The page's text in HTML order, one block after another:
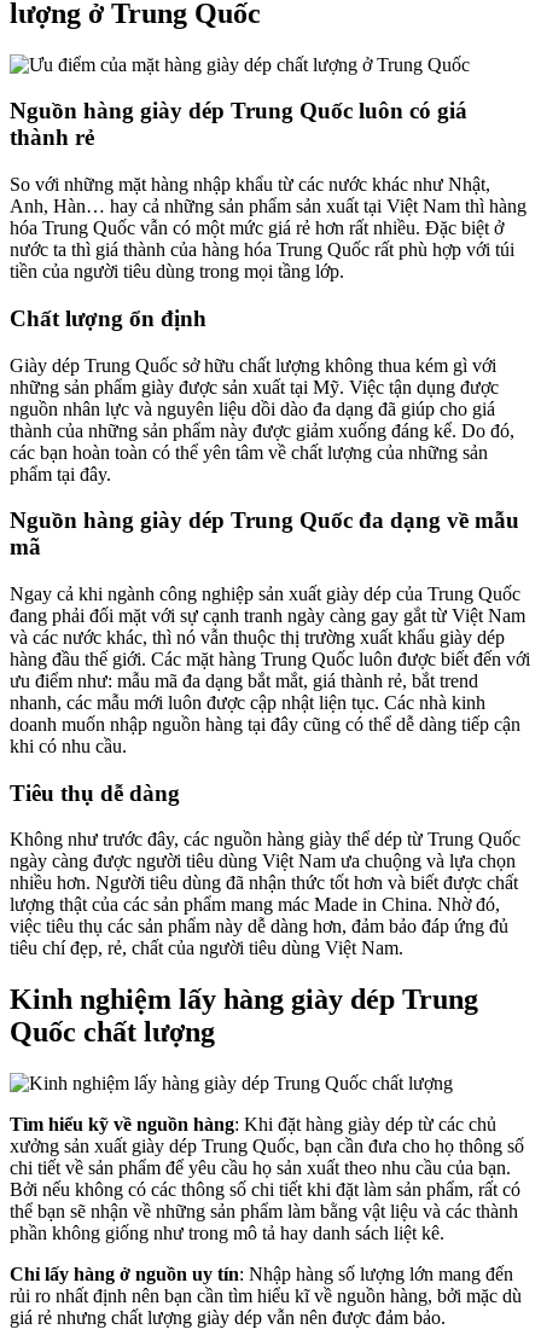
lượng ở Trung Quốc
Nguồn hàng giày dép Trung Quốc luôn có giá
thành rẻ
So với những mặt hàng nhập khẩu từ các nước khác như Nhật,
Anh, Hàn… hay cả những sản phẩm sản xuất tại Việt Nam thì hàng
hóa Trung Quốc vẫn có một mức giá rẻ hơn rất nhiều. Đặc biệt ở
nước ta thì giá thành của hàng hóa Trung Quốc rất phù hợp với túi
tiền của người tiêu dùng trong mọi tầng lớp.
Chất lượng ổn định
Giày dép Trung Quốc sở hữu chất lượng không thua kém gì với
những sản phẩm giày được sản xuất tại Mỹ. Việc tận dụng được
nguồn nhân lực và nguyên liệu dồi dào đa dạng đã giúp cho giá
thành của những sản phẩm này được giảm xuống đáng kể. Do đó,
các bạn hoàn toàn có thể yên tâm về chất lượng của những sản
phẩm tại đây.
Nguồn hàng giày dép Trung Quốc đa dạng về mẫu
mã
Ngay cả khi ngành công nghiệp sản xuất giày dép của Trung Quốc
đang phải đối mặt với sự cạnh tranh ngày càng gay gắt từ Việt Nam
và các nước khác, thì nó vẫn thuộc thị trường xuất khẩu giày dép
hàng đầu thế giới. Các mặt hàng Trung Quốc luôn được biết đến với
ưu điểm như: mẫu mã đa dạng bắt mắt, giá thành rẻ, bắt trend
nhanh, các mẫu mới luôn được cập nhật liện tục. Các nhà kinh
doanh muốn nhập nguồn hàng tại đây cũng có thể dễ dàng tiếp cận
khi có nhu cầu.
Tiêu thụ dễ dàng
Không như trước đây, các nguồn hàng giày thể dép từ Trung Quốc
ngày càng được người tiêu dùng Việt Nam ưa chuộng và lựa chọn
nhiều hơn. Người tiêu dùng đã nhận thức tốt hơn và biết được chất
lượng thật của các sản phẩm mang mác Made in China. Nhờ đó,
việc tiêu thụ các sản phẩm này dễ dàng hơn, đảm bảo đáp ứng đủ
tiêu chí đẹp, rẻ, chất của người tiêu dùng Việt Nam.
Kinh nghiệm lấy hàng giày dép Trung
Quốc chất lượng
Tìm hiểu kỹ về nguồn hàng: Khi đặt hàng giày dép từ các chủ
xưởng sản xuất giày dép Trung Quốc, bạn cần đưa cho họ thông số
chi tiết về sản phẩm để yêu cầu họ sản xuất theo nhu cầu của bạn.
Bởi nếu không có các thông số chi tiết khi đặt làm sản phẩm, rất có
thể bạn sẽ nhận về những sản phẩm làm bằng vật liệu và các thành
phần không giống như trong mô tả hay danh sách liệt kê.
Chỉ lấy hàng ở nguồn uy tín: Nhập hàng số lượng lớn mang đến
rủi ro nhất định nên bạn cần tìm hiểu kĩ về nguồn hàng, bởi mặc dù
giá rẻ nhưng chất lượng giày dép vẫn nên được đảm bảo.